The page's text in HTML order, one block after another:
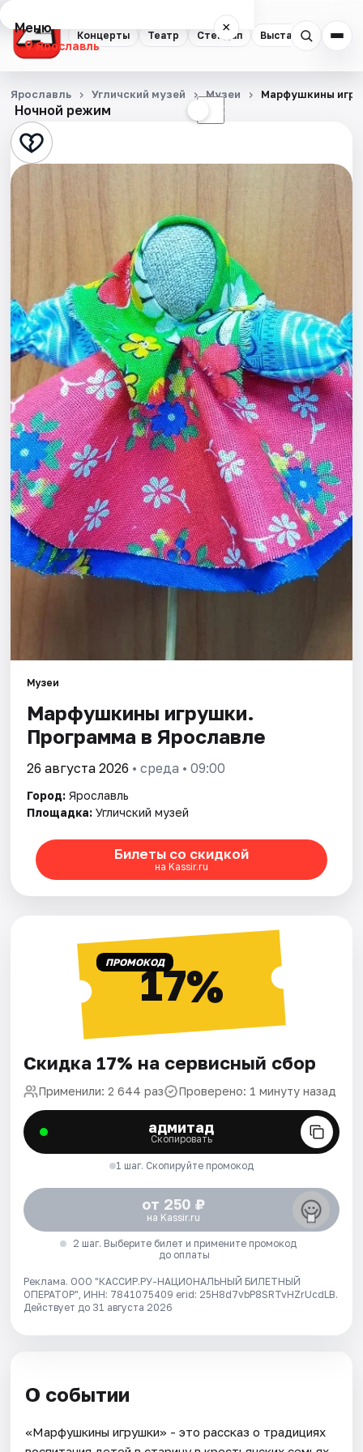
Концерты Театр Стендап Выставки
Меню ×
Ярославль
Концерты
Театр
Стендап
Экскурсии
События
Города
Площадки
Артисты
Рейтинги
Ночной режим ☾
Ярославль Угличский музей Музеи Марфушкины
Музеи
Марфушкины игрушки.
Программа в Ярославле
26 августа 2026 • среда • 09:00
Город: Ярославль
Площадка: Угличский музей
Билеты со скидкой
на Kassir.ru
ПРОМОКОД17%
Скидка 17% на сервисный сбор
Применили: 2 644 раз Проверено: 1 минуту назад
адмитад
Скопировать
1 шаг. Скопируйте промокод
от 250 ₽
на Kassir.ru
2 шаг. Выберите билет и примените промокод
до оплаты
Реклама. ООО "КАССИР.РУ-НАЦИОНАЛЬНЫЙ БИЛЕТНЫЙ
ОПЕРАТОР", ИНН: 7841075409 erid: 25H8d7vbP8SRTvHZrUcdLB.
Действует до 31 августа 2026
О событии
«Марфушкины игрушки» - это рассказ о традициях